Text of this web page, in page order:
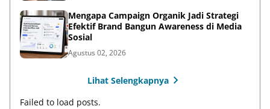
Mengapa Campaign Organik Jadi Strategi
Efektif Brand Bangun Awareness di Media
Sosial
Agustus 02, 2026
Lihat Selengkapnya
Failed to load posts.